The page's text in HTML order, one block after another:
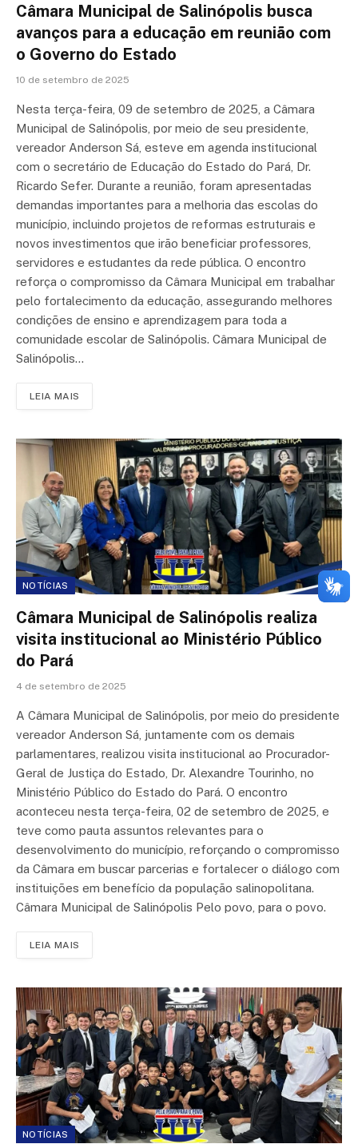
Câmara Municipal de Salinópolis busca
avanços para a educação em reunião com
o Governo do Estado
10 de setembro de 2025
Nesta terça-feira, 09 de setembro de 2025, a Câmara
Municipal de Salinópolis, por meio de seu presidente,
vereador Anderson Sá, esteve em agenda institucional
com o secretário de Educação do Estado do Pará, Dr.
Ricardo Sefer. Durante a reunião, foram apresentadas
demandas importantes para a melhoria das escolas do
município, incluindo projetos de reformas estruturais e
novos investimentos que irão beneficiar professores,
servidores e estudantes da rede pública. O encontro
reforça o compromisso da Câmara Municipal em trabalhar
pelo fortalecimento da educação, assegurando melhores
condições de ensino e aprendizagem para toda a
comunidade escolar de Salinópolis. Câmara Municipal de
Salinópolis…
LEIA MAIS
NOTÍCIAS
Câmara Municipal de Salinópolis realiza
visita institucional ao Ministério Público
do Pará
4 de setembro de 2025
A Câmara Municipal de Salinópolis, por meio do presidente
vereador Anderson Sá, juntamente com os demais
parlamentares, realizou visita institucional ao Procurador-
Geral de Justiça do Estado, Dr. Alexandre Tourinho, no
Ministério Público do Estado do Pará. O encontro
aconteceu nesta terça-feira, 02 de setembro de 2025, e
teve como pauta assuntos relevantes para o
desenvolvimento do município, reforçando o compromisso
da Câmara em buscar parcerias e fortalecer o diálogo com
instituições em benefício da população salinopolitana.
Câmara Municipal de Salinópolis Pelo povo, para o povo.
LEIA MAIS
NOTÍCIAS